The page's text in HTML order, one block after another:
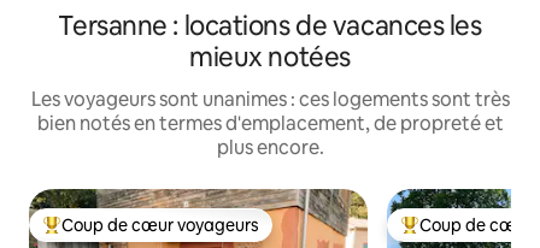
Tersanne : locations de vacances les
mieux notées
Les voyageurs sont unanimes : ces logements sont très
bien notés en termes d'emplacement, de propreté et
plus encore.
Coups de cœur voyageurs les plus appréciés
Coup de cœur voyageurs Coups de cœur
Coup de cœur